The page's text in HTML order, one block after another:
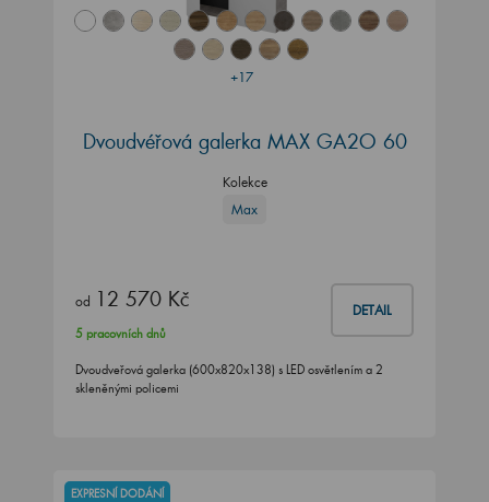
+17
Dvoudvéřová galerka MAX GA2O 60
Kolekce
Max
od 12 570 Kč DETAIL
5 pracovních dnů
Dvoudveřová galerka (600x820x138) s LED osvětlením a 2
skleněnými policemi
EXPRESNÍ DODÁNÍ